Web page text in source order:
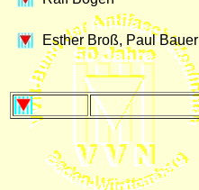
Esther Broß, Paul Bauer